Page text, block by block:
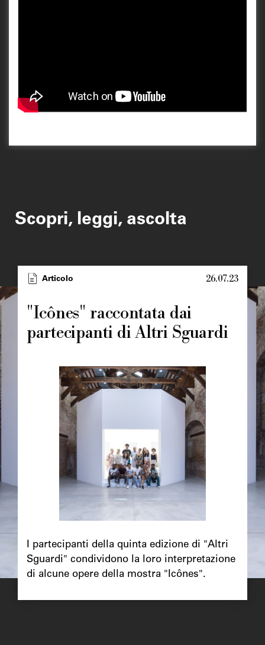
Scopri, leggi, ascolta
TypeArticolo 26.07.23
"Icônes" raccontata dai
partecipanti di Altri Sguardi
principale
Image
principale
I partecipanti della quinta edizione di "Altri
Sguardi" condividono la loro interpretazione
di alcune opere della mostra "Icônes".